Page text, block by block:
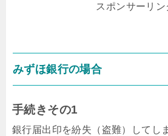
スポンサーリン
みずほ銀行の場合
手続きその1
銀行届出印を紛失（盗難）してし